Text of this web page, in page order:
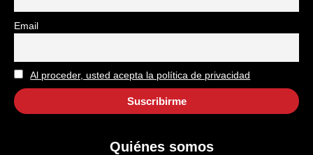
Email
Al proceder, usted acepta la política de privacidad
Quiénes somos